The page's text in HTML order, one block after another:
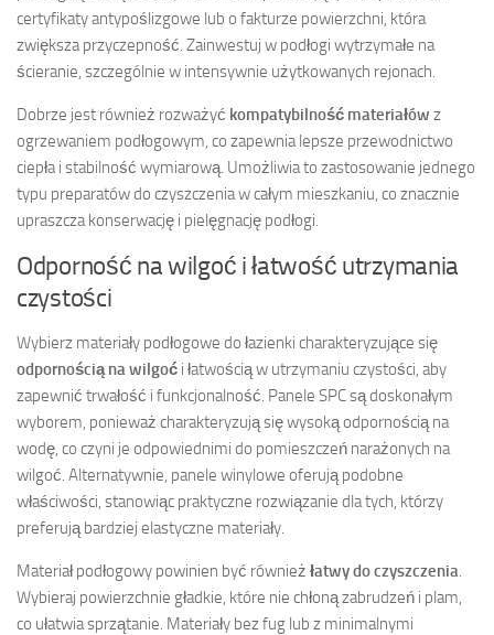
certyfikaty antypoślizgowe lub o fakturze powierzchni, która
zwiększa przyczepność. Zainwestuj w podłogi wytrzymałe na
ścieranie, szczególnie w intensywnie użytkowanych rejonach.
Dobrze jest również rozważyć kompatybilność materiałów z
ogrzewaniem podłogowym, co zapewnia lepsze przewodnictwo
ciepła i stabilność wymiarową. Umożliwia to zastosowanie jednego
typu preparatów do czyszczenia w całym mieszkaniu, co znacznie
upraszcza konserwację i pielęgnację podłogi.
Odporność na wilgoć i łatwość utrzymania
czystości
Wybierz materiały podłogowe do łazienki charakteryzujące się
odpornością na wilgoć i łatwością w utrzymaniu czystości, aby
zapewnić trwałość i funkcjonalność. Panele SPC są doskonałym
wyborem, ponieważ charakteryzują się wysoką odpornością na
wodę, co czyni je odpowiednimi do pomieszczeń narażonych na
wilgoć. Alternatywnie, panele winylowe oferują podobne
właściwości, stanowiąc praktyczne rozwiązanie dla tych, którzy
preferują bardziej elastyczne materiały.
Materiał podłogowy powinien być również łatwy do czyszczenia
Wybieraj powierzchnie gładkie, które nie chłoną zabrudzeń i plam,
co ułatwia sprzątanie. Materiały bez fug lub z minimalnymi